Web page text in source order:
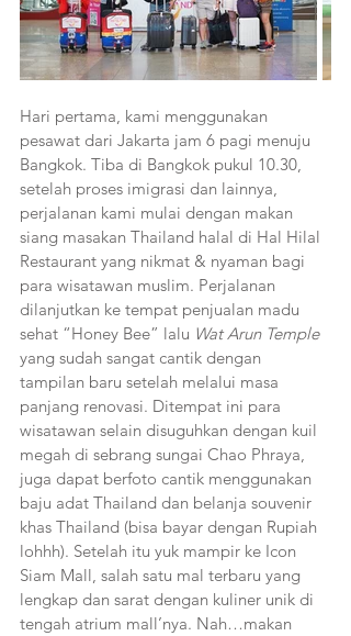
Hari pertama, kami menggunakan
pesawat dari Jakarta jam 6 pagi menuju
Bangkok. Tiba di Bangkok pukul 10.30,
setelah proses imigrasi dan lainnya,
perjalanan kami mulai dengan makan
siang masakan Thailand halal di Hal Hilal
Restaurant yang nikmat & nyaman bagi
para wisatawan muslim. Perjalanan
dilanjutkan ke tempat penjualan madu
sehat “Honey Bee” lalu Wat Arun Temple
yang sudah sangat cantik dengan
tampilan baru setelah melalui masa
panjang renovasi. Ditempat ini para
wisatawan selain disuguhkan dengan kuil
megah di sebrang sungai Chao Phraya,
juga dapat berfoto cantik menggunakan
baju adat Thailand dan belanja souvenir
khas Thailand (bisa bayar dengan Rupiah
lohhh). Setelah itu yuk mampir ke Icon
Siam Mall, salah satu mal terbaru yang
lengkap dan sarat dengan kuliner unik di
tengah atrium mall’nya. Nah…makan